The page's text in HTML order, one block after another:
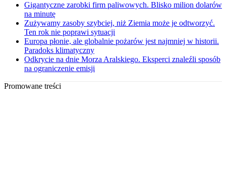
Gigantyczne zarobki firm paliwowych. Blisko milion dolarów
na minutę
Zużywamy zasoby szybciej, niż Ziemia może je odtworzyć.
Ten rok nie poprawi sytuacji
Europa płonie, ale globalnie pożarów jest najmniej w historii.
Paradoks klimatyczny
Odkrycie na dnie Morza Aralskiego. Eksperci znaleźli sposób
na ograniczenie emisji
Promowane treści